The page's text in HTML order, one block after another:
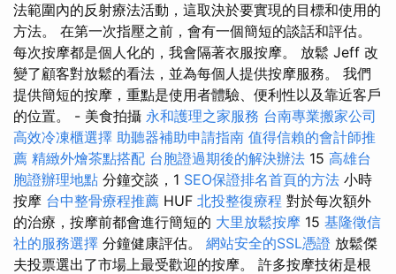
法範圍內的反射療法活動，這取決於要實現的目標和使用的
方法。 在第一次指壓之前，會有一個簡短的談話和評估。
每次按摩都是個人化的，我會隔著衣服按摩。 放鬆 Jeff 改
變了顧客對放鬆的看法，並為每個人提供按摩服務。 我們
提供簡短的按摩，重點是使用者體驗、便利性以及靠近客戶
的位置。 - 美食拍攝 永和護理之家服務 台南專業搬家公司
高效冷凍櫃選擇 助聽器補助申請指南 值得信賴的會計師推
薦 精緻外燴茶點搭配 台胞證過期後的解決辦法 15 高雄台
胞證辦理地點 分鐘交談，1 SEO保證排名首頁的方法 小時
按摩 台中整骨療程推薦 HUF 北投整復療程 對於每次額外
的治療，按摩前都會進行簡短的 大里放鬆按摩 15 基隆徵信
社的服務選擇 分鐘健康評估。 網站安全的SSL憑證 放鬆傑
夫投票選出了市場上最受歡迎的按摩。 許多按摩技術是根